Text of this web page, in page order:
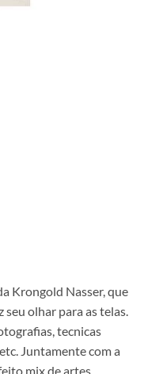
Krongold Nasser, que
seu olhar para as telas.
tecnicas
Juntamente com a
mix de artes